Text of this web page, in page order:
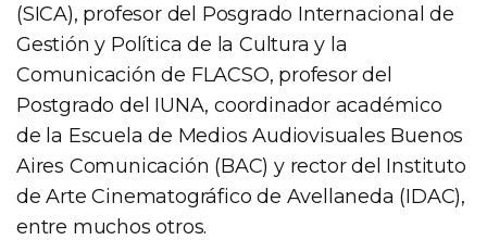
(SICA), profesor del Posgrado Internacional de
Gestión y Política de la Cultura y la
Comunicación de FLACSO, profesor del
Postgrado del IUNA, coordinador académico
de la Escuela de Medios Audiovisuales Buenos
Aires Comunicación (BAC) y rector del Instituto
de Arte Cinematográfico de Avellaneda (IDAC),
entre muchos otros.